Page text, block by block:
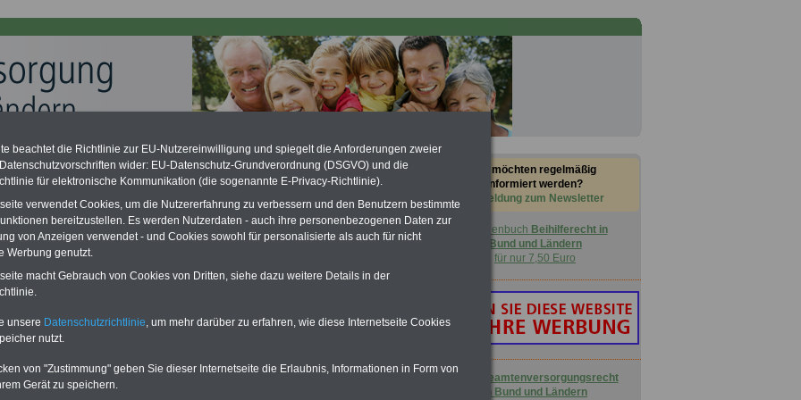
zu gering - hohe Nachzahlung für Beamte & Ruhestandsbeamte
hat die Berliner Landesbesoldung für verfassungs-
März 2027 eine Neuregelung der Besoldung
Auch beim Bund (Beamte & Ruhestandsbeamte) gibt es teilweise
(Medienberichten zufolge liegt diese für alle (!) Beamte
mind. 3.000 und 13.000 Euro , Der INFO-SERVICE gibt hierzu im II. Vj.
Broschüre heraus (unmittelbar nach Beschluss eines Gesetzentwurfs
>>>
Landesrechtliche Besonderheiten zur
Mai 2025 >>> hier können Sie den
Ratgeber für 7,50 Euro bestellen
PDF-SERVICEfür nur
Sie möchten regelmäßig
informiert werden?
Anmeldung zum Newsletter
Taschenbuch Beihilferecht in
Bund und Ländern
für nur 7,50 Euro
Beamtenversorgungsrecht
in Bund und Ländern
beachtet die Richtlinie zur EU-Nutzereinwilligung und spiegelt die Anforderungen zweier
wider: EU-Datenschutz-Grundverordnung (DSGVO) und die
für elektronische Kommunikation (die sogenannte E-Privacy-Richtlinie).
verwendet Cookies, um die Nutzererfahrung zu verbessern und den Benutzern bestimmte
bereitzustellen. Es werden Nutzerdaten - auch ihre personenbezogenen Daten zur
von Anzeigen verwendet - und Cookies sowohl für personalisierte als auch für nicht
Werbung genutzt.
macht Gebrauch von Cookies von Dritten, siehe dazu weitere Details in der
unsere Datenschutzrichtlinie, um mehr darüber zu erfahren, wie diese Internetseite Cookies
nutzt.
von "Zustimmung" geben Sie dieser Internetseite die Erlaubnis, Informationen in Form von
Gerät zu speichern.